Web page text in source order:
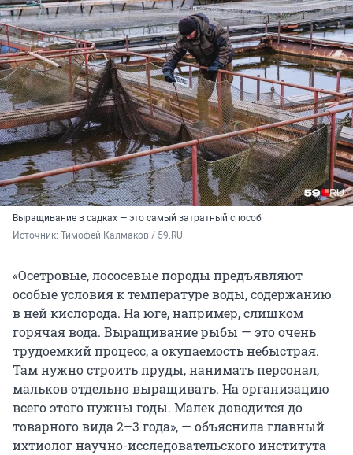
Выращивание в садках — это самый затратный способ
Источник: Тимофей Калмаков / 59.RU
«Осетровые, лососевые породы предъявляют
особые условия к температуре воды, содержанию
в ней кислорода. На юге, например, слишком
горячая вода. Выращивание рыбы — это очень
трудоемкий процесс, а окупаемость небыстрая.
Там нужно строить пруды, нанимать персонал,
мальков отдельно выращивать. На организацию
всего этого нужны годы. Малек доводится до
товарного вида 2–3 года», — объяснила главный
ихтиолог научно-исследовательского института